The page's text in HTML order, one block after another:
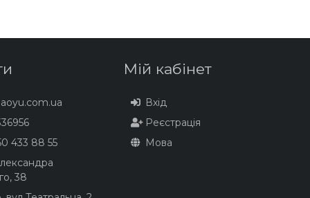
433 88 55
38
Мій кабінет
Вхід
Реєстрація
Мова